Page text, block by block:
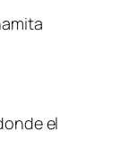
el